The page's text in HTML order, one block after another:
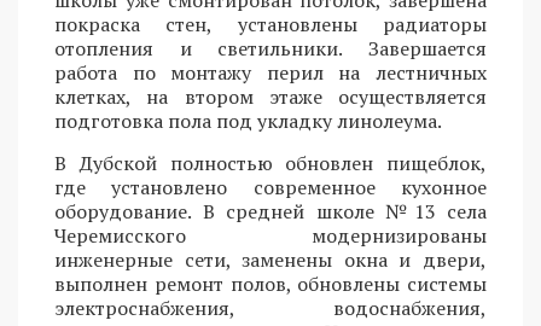
покраска стен, установлены радиаторы
отопления и светильники. Завершается
работа по монтажу перил на лестничных
клетках, на втором этаже осуществляется
подготовка пола под укладку линолеума.
В Дубской полностью обновлен пищеблок,
где установлено современное кухонное
оборудование. В средней школе №13 села
Черемисского модернизированы
инженерные сети, заменены окна и двери,
выполнен ремонт полов, обновлены системы
электроснабжения, водоснабжения,